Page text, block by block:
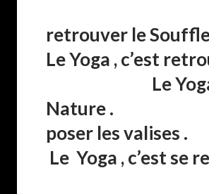
Le
retrouver le
Le Yoga , c’est
Le Yoga ,
Nature . Le
poser les
Le Yoga , c’est se